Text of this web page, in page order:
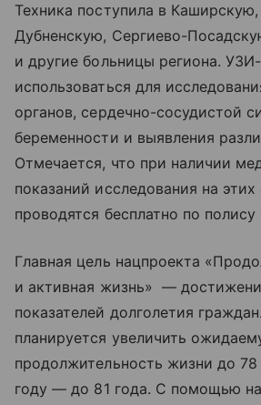
Техника поступила в
Дубненскую, Сергиево-
и другие больницы региона.
использоваться для
органов, сердечно-сосудистой
беременности и выявления
Отмечается, что при наличии
показаний исследования на этих
проводятся бесплатно по
Главная цель нацпроекта
и активная жизнь» —
показателей долголетия
планируется увеличить
продолжительность жизни до 78
году — до 81 года. С помощью